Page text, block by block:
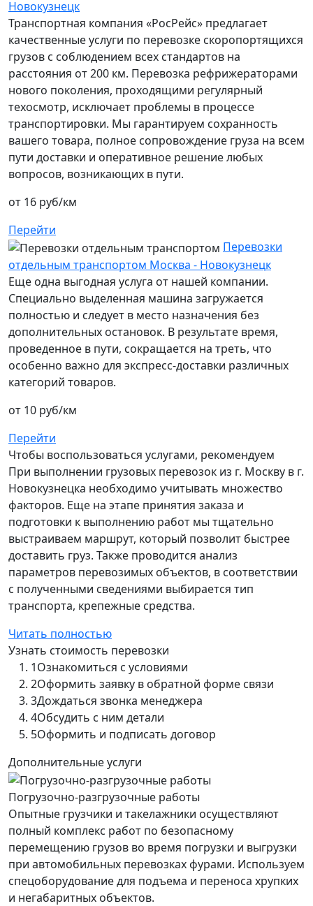
Новокузнецк
Транспортная компания «РосРейс» предлагает
качественные услуги по перевозке скоропортящихся
грузов с соблюдением всех стандартов на
расстояния от 200 км. Перевозка рефрижераторами
нового поколения, проходящими регулярный
техосмотр, исключает проблемы в процессе
транспортировки. Мы гарантируем сохранность
вашего товара, полное сопровождение груза на всем
пути доставки и оперативное решение любых
вопросов, возникающих в пути.
от 16 руб/км
Перейти
Перевозки
отдельным транспортом Москва - Новокузнецк
Еще одна выгодная услуга от нашей компании.
Специально выделенная машина загружается
полностью и следует в место назначения без
дополнительных остановок. В результате время,
проведенное в пути, сокращается на треть, что
особенно важно для экспресс-доставки различных
категорий товаров.
от 10 руб/км
Перейти
Чтобы воспользоваться услугами, рекомендуем
При выполнении грузовых перевозок из г. Москву в г.
Новокузнецка необходимо учитывать множество
факторов. Еще на этапе принятия заказа и
подготовки к выполнению работ мы тщательно
выстраиваем маршрут, который позволит быстрее
доставить груз. Также проводится анализ
параметров перевозимых объектов, в соответствии
с полученными сведениями выбирается тип
транспорта, крепежные средства.
Читать полностью
Узнать стоимость перевозки
1Ознакомиться с условиями
2Оформить заявку в обратной форме связи
3Дождаться звонка менеджера
4Обсудить с ним детали
5Оформить и подписать договор
Дополнительные услуги
Погрузочно-разгрузочные работы
Опытные грузчики и такелажники осуществляют
полный комплекс работ по безопасному
перемещению грузов во время погрузки и выгрузки
при автомобильных перевозках фурами. Используем
спецоборудование для подъема и переноса хрупких
и негабаритных объектов.